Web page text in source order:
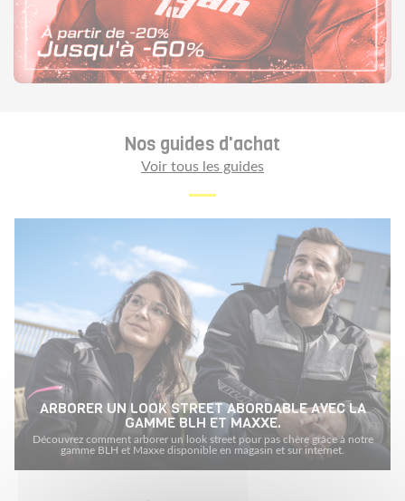
Nos guides d'achat
Voir tous les guides
ARBORER UN LOOK STREET ABORDABLE AVEC LA
GAMME BLH ET MAXXE.
Découvrez comment arborer un look street pour pas chère grâce à notre
gamme BLH et Maxxe disponible en magasin et sur internet.